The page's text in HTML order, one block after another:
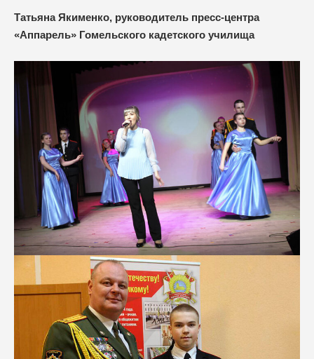
Татьяна Якименко, руководитель пресс-центра
«Аппарель» Гомельского кадетского училища